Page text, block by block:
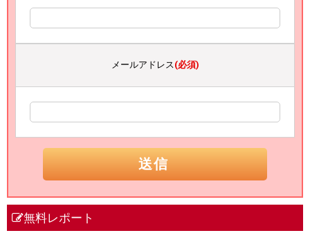
メールアドレス(必須)
無料レポート